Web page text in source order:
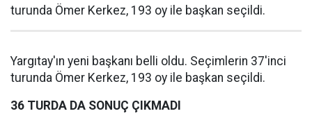
turunda Ömer Kerkez, 193 oy ile başkan seçildi.
Yargıtay'ın yeni başkanı belli oldu. Seçimlerin 37'inci
turunda Ömer Kerkez, 193 oy ile başkan seçildi.
36 TURDA DA SONUÇ ÇIKMADI